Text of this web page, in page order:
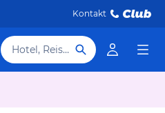
Kontakt
Hotel, Reiseziel